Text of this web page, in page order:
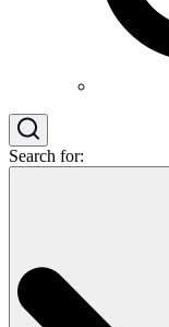
Search for: